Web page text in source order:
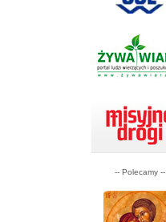
-- Polecamy --